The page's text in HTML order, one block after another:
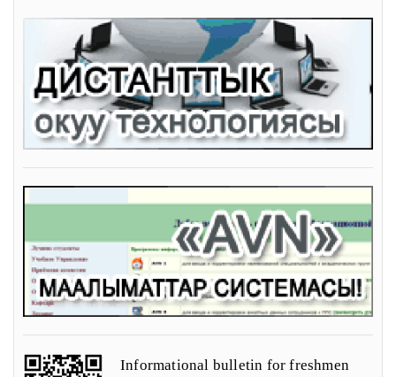
Informational bulletin for freshmen